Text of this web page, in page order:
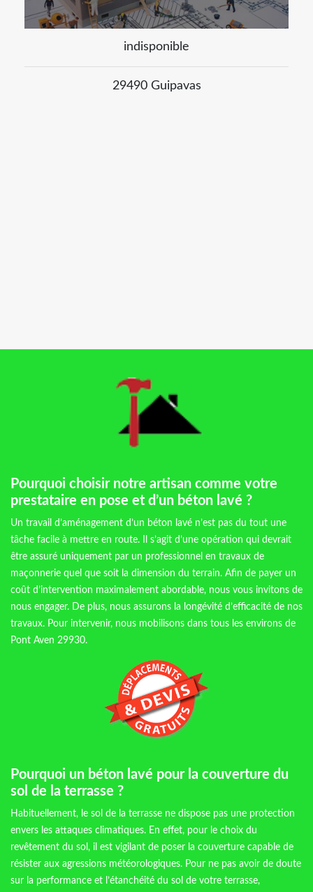
indisponible
29490 Guipavas
Pourquoi choisir notre artisan comme votre
prestataire en pose et d’un béton lavé ?
Un travail d’aménagement d’un béton lavé n’est pas du tout une
tâche facile à mettre en route. Il s’agit d’une opération qui devrait
être assuré uniquement par un professionnel en travaux de
maçonnerie quel que soit la dimension du terrain. Afin de payer un
coût d’intervention maximalement abordable, nous vous invitons de
nous engager. De plus, nous assurons la longévité d’efficacité de nos
travaux. Pour intervenir, nous mobilisons dans tous les environs de
Pont Aven 29930.
Pourquoi un béton lavé pour la couverture du
sol de la terrasse ?
Habituellement, le sol de la terrasse ne dispose pas une protection
envers les attaques climatiques. En effet, pour le choix du
revêtement du sol, il est vigilant de poser la couverture capable de
résister aux agressions météorologiques. Pour ne pas avoir de doute
sur la performance et l’étanchéité du sol de votre terrasse,